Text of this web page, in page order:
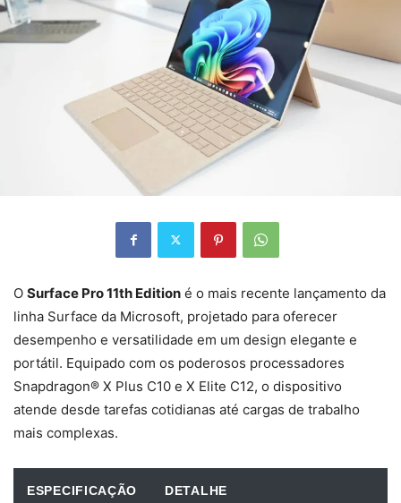
O Surface Pro 11th Edition é o mais recente lançamento da
linha Surface da Microsoft, projetado para oferecer
desempenho e versatilidade em um design elegante e
portátil. Equipado com os poderosos processadores
Snapdragon® X Plus C10 e X Elite C12, o dispositivo
atende desde tarefas cotidianas até cargas de trabalho
mais complexas.
ESPECIFICAÇÃO DETALHE